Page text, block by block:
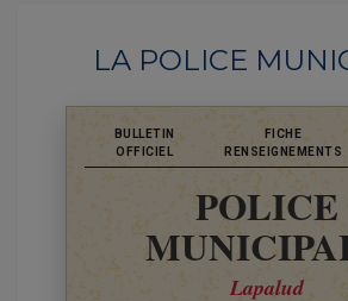
LA POLICE
BULLETIN
OFFICIEL
FICHE
RENSEIGNEMENTS
POLICE
Lapalud